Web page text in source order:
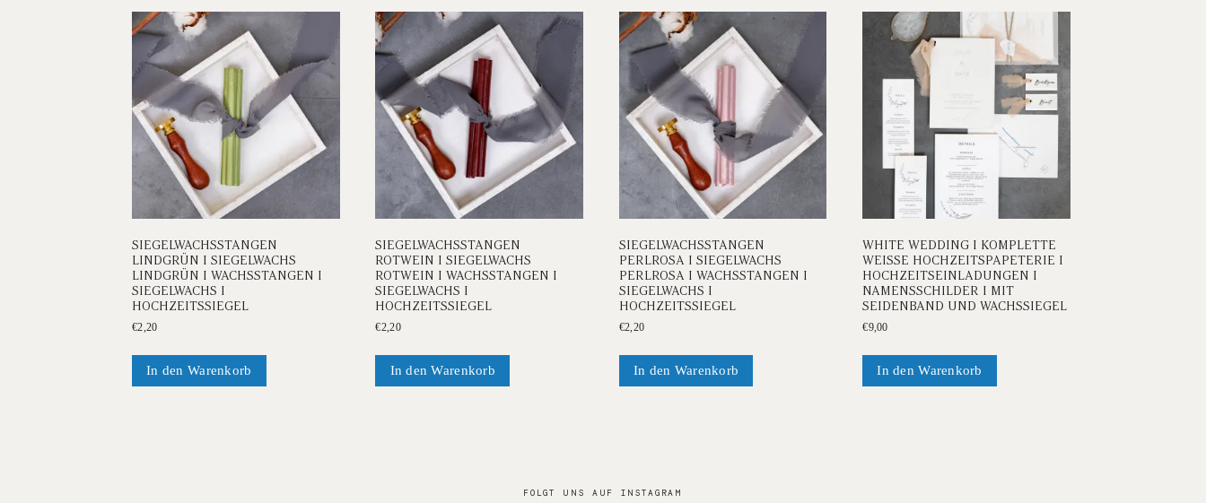
SIEGELWACHSSTANGEN
LINDGRÜN I SIEGELWACHS
LINDGRÜN I WACHSSTANGEN I
SIEGELWACHS I
HOCHZEITSSIEGEL
€2,20
In den Warenkorb
SIEGELWACHSSTANGEN
ROTWEIN I SIEGELWACHS
ROTWEIN I WACHSSTANGEN I
SIEGELWACHS I
HOCHZEITSSIEGEL
€2,20
In den Warenkorb
SIEGELWACHSSTANGEN
PERLROSA I SIEGELWACHS
PERLROSA I WACHSSTANGEN I
SIEGELWACHS I
HOCHZEITSSIEGEL
€2,20
In den Warenkorb
WHITE WEDDING I KOMPLETTE
WEISSE HOCHZEITSPAPETERIE I H
OCHZEITSEINLADUNGEN I N
AMENSSCHILDER I MIT S
EIDENBAND UND WACHSSIEGEL
€9,00
In den Warenkorb
FOLGT UNS AUF INSTAGRAM